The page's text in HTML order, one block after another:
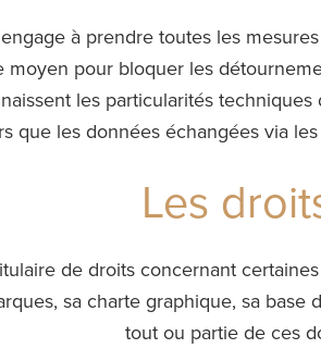
à prendre toutes les
moyen pour bloquer les
les particularités
que les données échangées via
Les
de droits concernant
sa charte graphique, sa
tout ou partie de ces